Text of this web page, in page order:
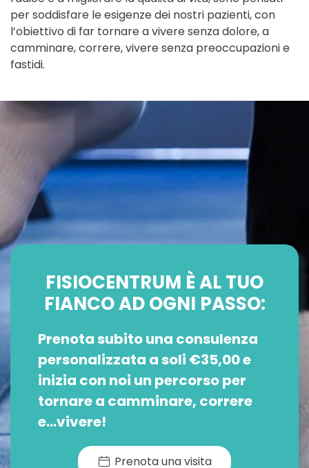
per soddisfare le esigenze dei nostri pazienti, con
l’obiettivo di far tornare a vivere senza dolore, a
camminare, correre, vivere senza preoccupazioni e
fastidi.
FISIOCENTRUM È AL TUO
FIANCO AD OGNI PASSO:
Prenota subito una consulenza
personalizzata a soli €35,00 e
inizia con noi un percorso per
tornare a camminare, correre
e…vivere!
Prenota una visita